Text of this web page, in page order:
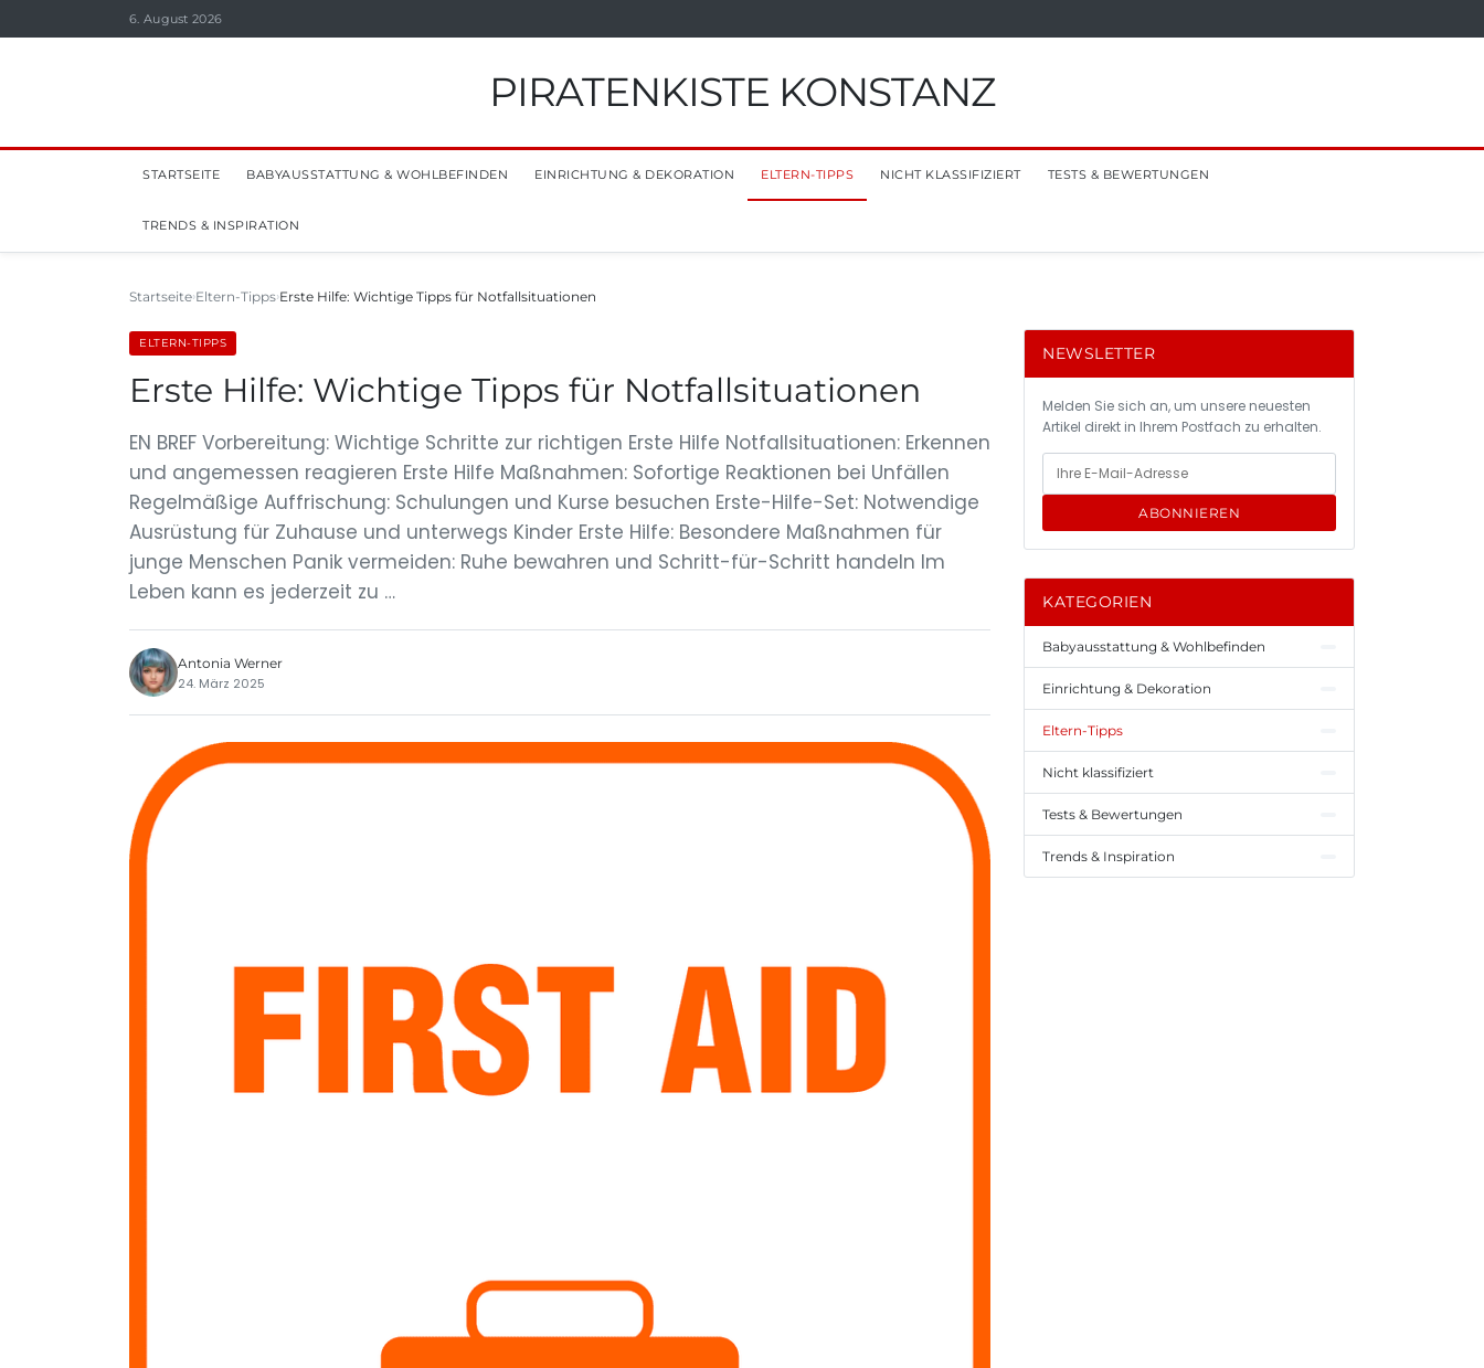
6. August 2026
PIRATENKISTE KONSTANZ
STARTSEITE BABYAUSSTATTUNG & WOHLBEFINDEN EINRICHTUNG & DEKORATION ELTERN-TIPPS NICHT KLASSIFIZIERT TESTS & BEWERTUNGEN
TRENDS & INSPIRATION
Startseite Eltern-Tipps Erste Hilfe: Wichtige Tipps für Notfallsituationen
ELTERN-TIPPS
Erste Hilfe: Wichtige Tipps für Notfallsituationen
EN BREF Vorbereitung: Wichtige Schritte zur richtigen Erste Hilfe Notfallsituationen: Erkennen
und angemessen reagieren Erste Hilfe Maßnahmen: Sofortige Reaktionen bei Unfällen
Regelmäßige Auffrischung: Schulungen und Kurse besuchen Erste-Hilfe-Set: Notwendige
Ausrüstung für Zuhause und unterwegs Kinder Erste Hilfe: Besondere Maßnahmen für
junge Menschen Panik vermeiden: Ruhe bewahren und Schritt-für-Schritt handeln Im
Leben kann es jederzeit zu …
Antonia Werner
24. März 2025
NEWSLETTER
Melden Sie sich an, um unsere neuesten
Artikel direkt in Ihrem Postfach zu erhalten.
ABONNIEREN
KATEGORIEN
Babyausstattung & Wohlbefinden
Einrichtung & Dekoration
Eltern-Tipps
Nicht klassifiziert
Tests & Bewertungen
Trends & Inspiration